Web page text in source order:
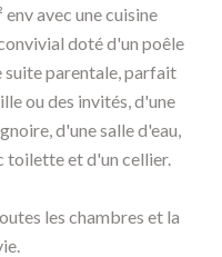
avec une cuisine
doté d'un poêle
suite parentale, parfait
ou des invités, d'une
d'une salle d'eau,
toilette et d'un cellier.
les chambres et la